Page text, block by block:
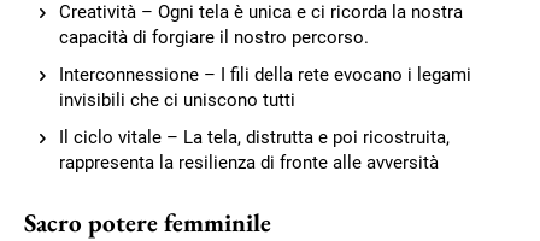
Creatività – Ogni tela è unica e ci ricorda la nostra
capacità di forgiare il nostro percorso.
Interconnessione – I fili della rete evocano i legami
invisibili che ci uniscono tutti
Il ciclo vitale – La tela, distrutta e poi ricostruita,
rappresenta la resilienza di fronte alle avversità
Sacro potere femminile